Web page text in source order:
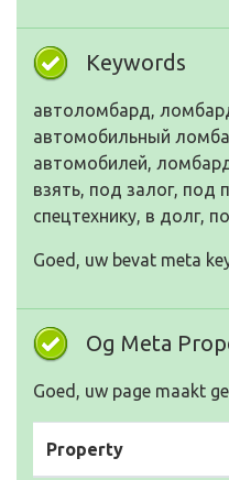
Keywords
автоломбард,
автомобильный
автомобилей,
взять, под залог, под
спецтехнику, в долг,
Goed, uw bevat meta
Og Meta
Goed, uw page maakt
Property